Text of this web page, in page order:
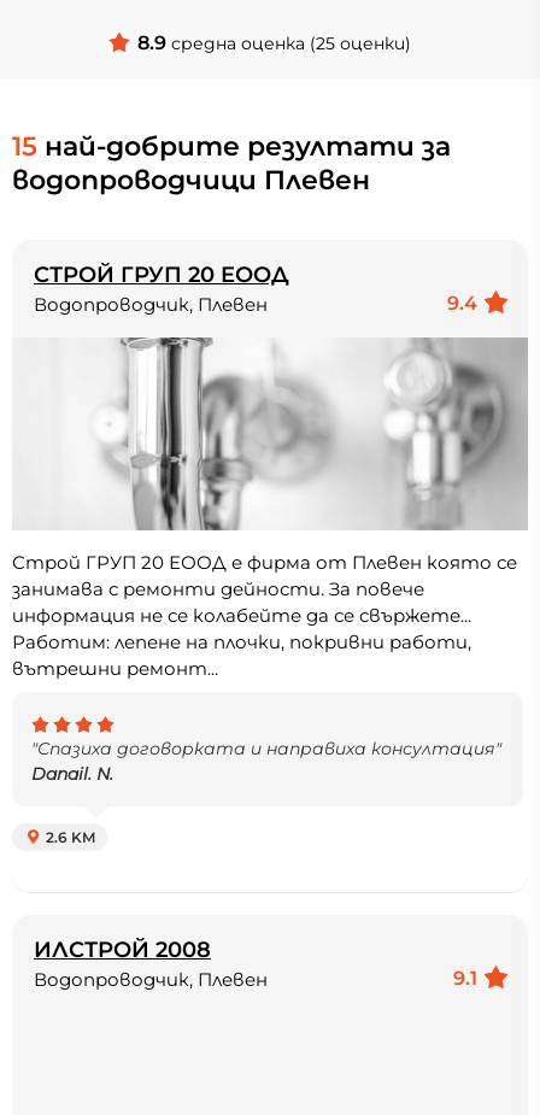
8.9 средна оценка (25 оценки)
15 най-добрите резултати за
водопроводчици Плевен
СТРОЙ ГРУП 20 ЕООД
9.4
Водопроводчик, Плевен
Строй ГРУП 20 ЕООД е фирма от Плевен която се
занимава с ремонти дейности. За повече
информация не се колабейте да се свържете...
Работим: лепене на плочки, покривни работи,
вътрешни ремонт...
"Спазиха договорката и направиха консултация"
Danail. N.
2.6 KM
ИЛСТРОЙ 2008
9.1
Водопроводчик, Плевен